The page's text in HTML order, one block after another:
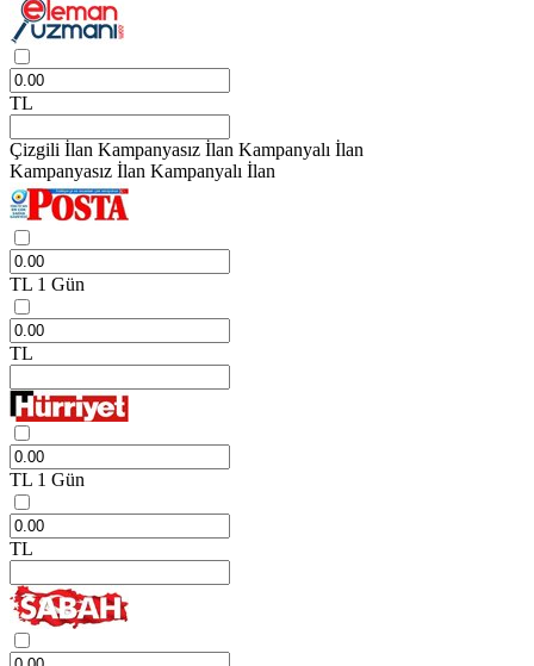
TL
Çizgili İlan Kampanyasız İlan Kampanyalı İlan
Kampanyasız İlan Kampanyalı İlan
TL 1 Gün
TL
TL 1 Gün
TL